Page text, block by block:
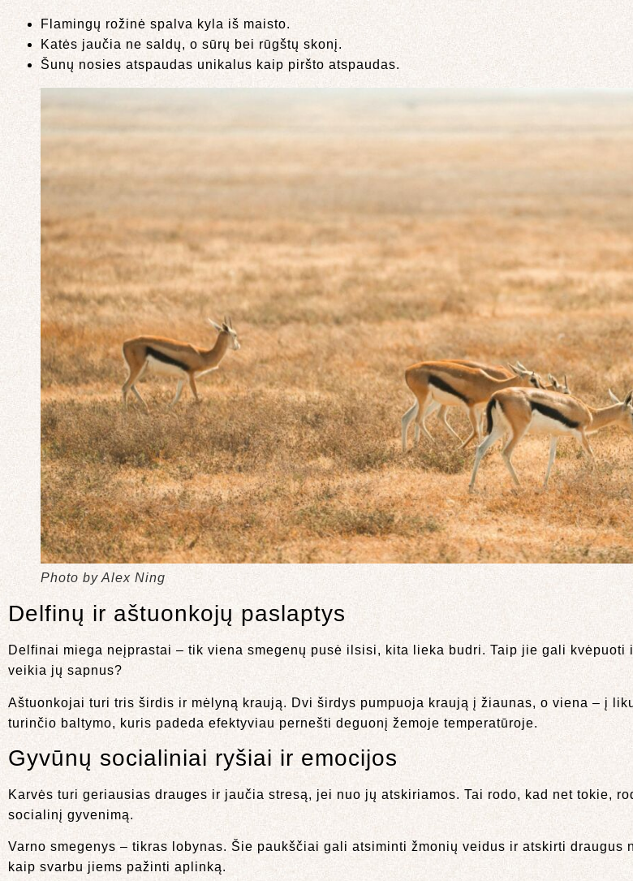
Flamingų rožinė spalva kyla iš maisto.
Katės jaučia ne saldų, o sūrų bei rūgštų skonį.
Šunų nosies atspaudas unikalus kaip piršto atspaudas.
Photo by Alex Ning
Delfinų ir aštuonkojų paslaptys
Delfinai miega neįprastai – tik viena smegenų pusė ilsisi, kita lieka budri. Taip jie gali
veikia jų sapnus?
Aštuonkojai turi tris širdis ir mėlyną kraują. Dvi širdys pumpuoja kraują į žiaunas, o viena – į
turinčio baltymo, kuris padeda efektyviau pernešti deguonį žemoje temperatūroje.
Gyvūnų socialiniai ryšiai ir emocijos
Karvės turi geriausias drauges ir jaučia stresą, jei nuo jų atskiriamos. Tai rodo, kad net tokie,
socialinį gyvenimą.
Varno smegenys – tikras lobynas. Šie paukščiai gali atsiminti žmonių veidus ir atskirti draugus
kaip svarbu jiems pažinti aplinką.